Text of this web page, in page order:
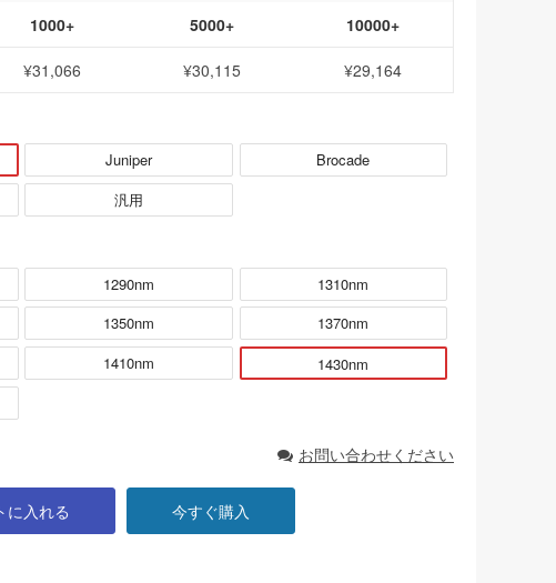
1000+ 5000+ 10000+
¥31,066 ¥30,115 ¥29,164
Juniper
Brocade
汎用
1290nm
1310nm
1350nm
1370nm
1410nm
1430nm
お問い合わせください
に入れる 今すぐ購入